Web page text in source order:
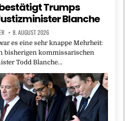
Trumps
Blanche
8. AUGUST 2026
es eine sehr knappe Mehrheit:
bisherigen kommissarischen
Todd Blanche…